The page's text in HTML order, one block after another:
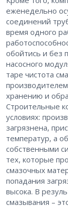
еженедельно
соединений
время одного
обойтись и без
насосного
таре чистота
хранению и
Строительные
условиях:
загрязнена,
температур, а
собственными
тех, которые
смазочных
попадания
высока. В
смазывания –